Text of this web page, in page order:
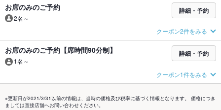
お席のみのご予約
2名～
詳細・予約
クーポン2件をみる
お席のみのご予約【席時間90分制】
1名～
詳細・予約
クーポン1件をみる
※更新日が2021/3/31以前の情報は、当時の価格及び税率に基づく情報となります。 価格につき
ましては直接店舗へお問い合わせください。